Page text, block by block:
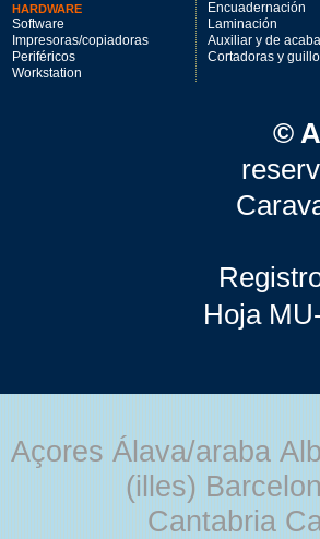
HARDWARE
Software
Impresoras/copiadoras
Periféricos
Workstation
Encuadernación
Laminación
Auxiliar y de
Cortadoras y
©
Hoja
Açores Álava/araba
(illes)
Cantabria